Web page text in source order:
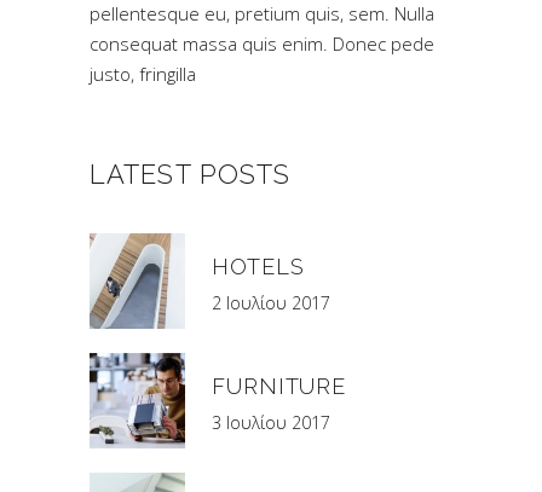
pellentesque eu, pretium quis, sem. Nulla
consequat massa quis enim. Donec pede
justo, fringilla
LATEST POSTS
HOTELS
2 Ιουλίου 2017
FURNITURE
3 Ιουλίου 2017